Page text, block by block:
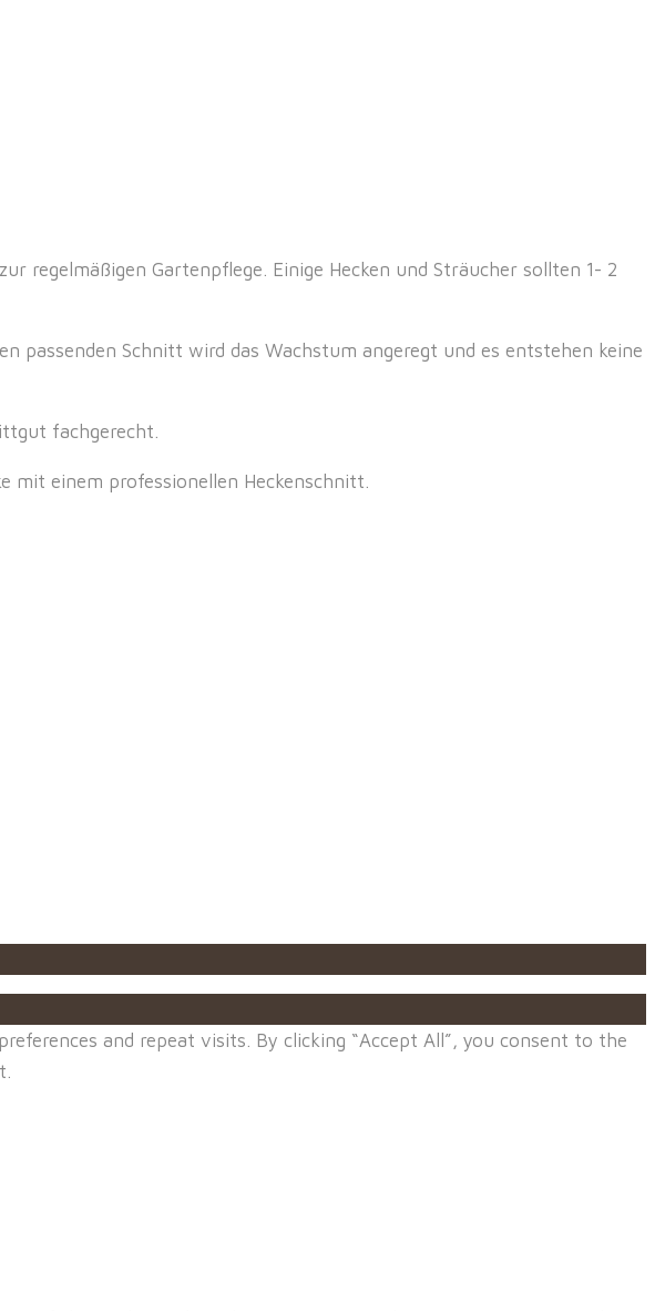
regelmäßigen Gartenpflege. Einige Hecken und Sträucher sollten 1- 2
passenden Schnitt wird das Wachstum angeregt und es entstehen keine
fachgerecht.
mit einem professionellen Heckenschnitt.
and repeat visits. By clicking “Accept All”, you consent to the